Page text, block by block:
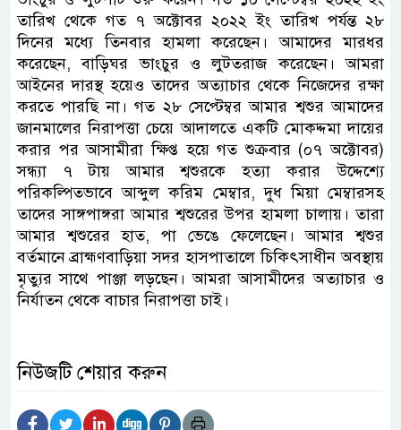
তারিখ থেকে গত ৭ অক্টোবর ২০২২ ইং তারিখ পর্যন্ত ২৮
দিনের মধ্যে তিনবার হামলা করেছেন। আমাদের মারধর
করেছেন, বাড়িঘর ভাংচুর ও লুটতরাজ করেছেন। আমরা
আইনের দারস্থ হয়েও তাদের অত্যাচার থেকে নিজেদের রক্ষা
করতে পারছি না। গত ২৮ সেপ্টেম্বর আমার শ্বশুর আমাদের
জানমালের নিরাপত্তা চেয়ে আদালতে একটি মোকদ্দমা দায়ের
করার পর আসামীরা ক্ষিপ্ত হয়ে গত শুক্রবার (০৭ অক্টোবর)
সন্ধ্যা ৭ টায় আমার শ্বশুরকে হত্যা করার উদ্দেশ্যে
পরিকল্পিতভাবে আব্দুল করিম মেম্বার, দুধ মিয়া মেম্বারসহ
তাদের সাঙ্গপাঙ্গরা আমার শ্বশুরের উপর হামলা চালায়। তারা
আমার শ্বশুরের হাত, পা ভেঙে ফেলেছেন। আমার শ্বশুর
বর্তমানে ব্রাহ্মণবাড়িয়া সদর হাসপাতালে চিকিৎসাধীন অবস্থায়
মৃত্যুর সাথে পাঞ্জা লড়ছেন। আমরা আসামীদের অত্যাচার ও
নির্যাতন থেকে বাচার নিরাপত্তা চাই।
নিউজটি শেয়ার করুন